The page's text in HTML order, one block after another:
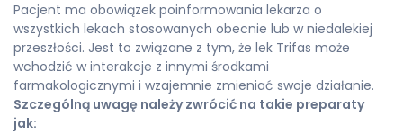
Pacjent ma obowiązek poinformowania lekarza o
wszystkich lekach stosowanych obecnie lub w niedalekiej
przeszłości. Jest to związane z tym, że lek Trifas może
wchodzić w interakcje z innymi środkami
farmakologicznymi i wzajemnie zmieniać swoje działanie.
Szczególną uwagę należy zwrócić na takie preparaty
jak: